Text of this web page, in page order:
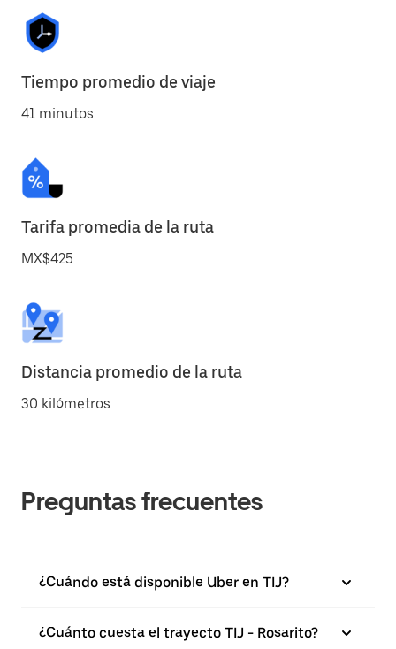
Tiempo promedio de viaje
41 minutos
Tarifa promedia de la ruta
MX$425
Distancia promedio de la ruta
30 kilómetros
Preguntas frecuentes
¿Cuándo está disponible Uber en TIJ?
¿Cuánto cuesta el trayecto TIJ - Rosarito?